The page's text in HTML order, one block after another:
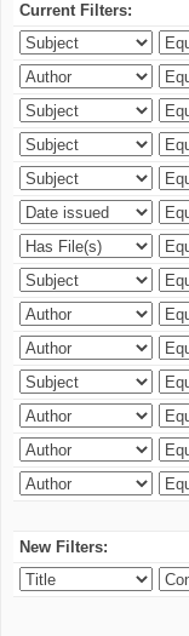
Current Filters:
New Filters: